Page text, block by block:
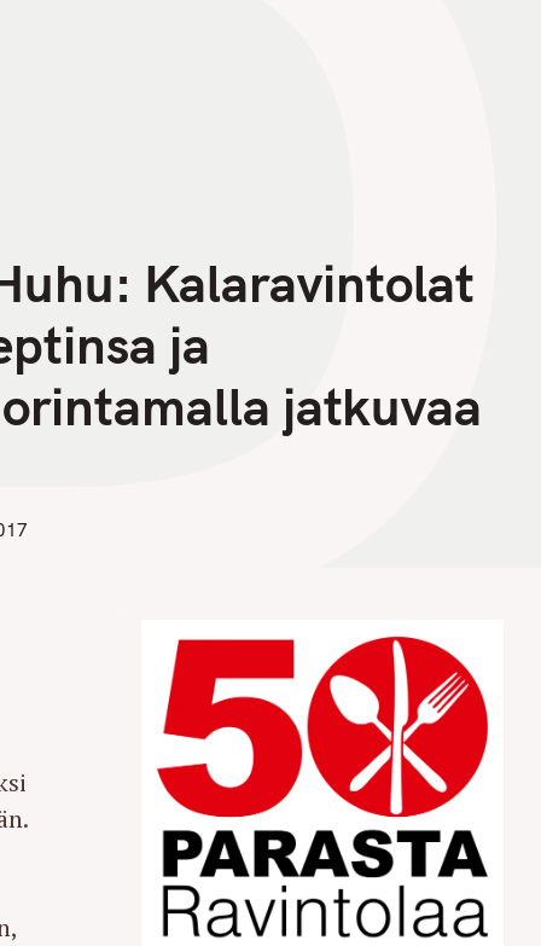
Kalaravintolat
ja
jatkuvaa